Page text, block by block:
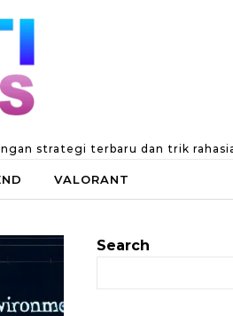
strategi terbaru dan trik
VALORANT
Search